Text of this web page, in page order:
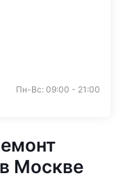
Пн-Вс: 09:00 - 21:00
Москве